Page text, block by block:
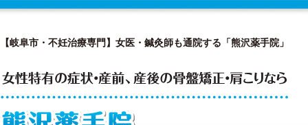
【岐阜市・不妊治療専門】女医・鍼灸師も通院する「熊沢薬手院」